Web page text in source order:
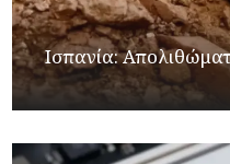
Ισπανία: